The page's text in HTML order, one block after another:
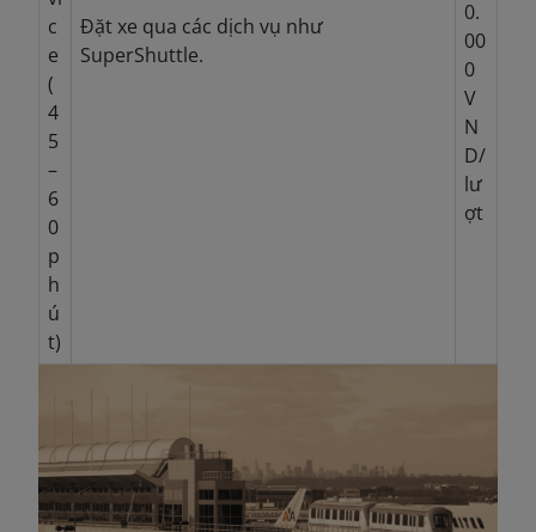
c
e
(
4
5
–
6
0
p
h
ú
t)
Đặt xe qua các dịch vụ như
SuperShuttle.
0.
00
0
V
N
D/
lư
ợt